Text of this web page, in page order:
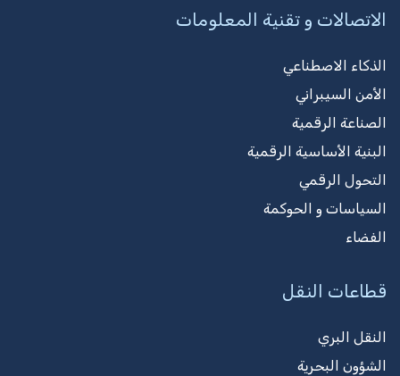
الاتصالات و تقنية المعلومات
الذكاء الاصطناعي
الأمن السيبراني
الصناعة الرقمية
البنية الأساسية الرقمية
التحول الرقمي
السياسات و الحوكمة
الفضاء
قطاعات النقل
النقل البري
الشؤون البحرية